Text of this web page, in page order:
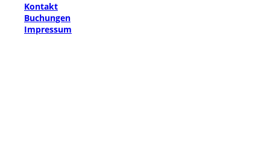
Kontakt
Buchungen
Impressum